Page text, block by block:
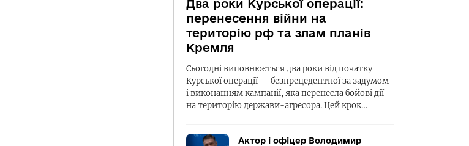
Два роки Курської операції:
перенесення війни на
територію рф та злам планів
Кремля
Сьогодні виповнюється два роки від початку
Курської операції — безпрецедентної за задумом
і виконанням кампанії, яка перенесла бойові дії
на територію держави-агресора. Цей крок…
Актор і офіцер Володимир